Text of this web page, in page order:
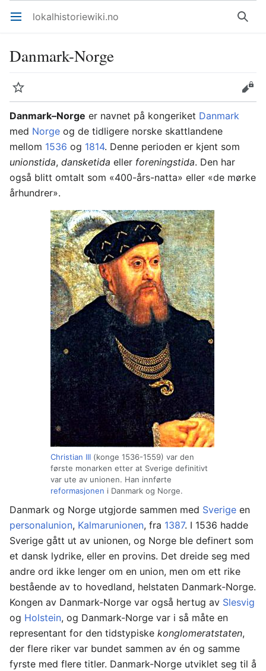
Åpne hovedmenyen lokalhistoriewiki.no Søk
Danmark-Norge
Overvåk
Rediger
Danmark–Norge er navnet på kongeriket Danmark
med Norge og de tidligere norske skattlandene
mellom 1536 og 1814. Denne perioden er kjent som
unionstida, dansketida eller foreningstida. Den har
også blitt omtalt som «400-års-natta» eller «de mørke
århundrer».
Christian III (konge 1536-1559) var den
første monarken etter at Sverige definitivt
var ute av unionen. Han innførte
reformasjonen i Danmark og Norge.
Danmark og Norge utgjorde sammen med Sverige en
personalunion, Kalmarunionen, fra 1387. I 1536 hadde
Sverige gått ut av unionen, og Norge ble definert som
et dansk lydrike, eller en provins. Det dreide seg med
andre ord ikke lenger om en union, men om ett rike
bestående av to hovedland, helstaten Danmark-Norge.
Kongen av Danmark-Norge var også hertug av Slesvig
og Holstein, og Danmark-Norge var i så måte en
representant for den tidstypiske konglomeratstaten,
der flere riker var bundet sammen av én og samme
fyrste med flere titler. Danmark-Norge utviklet seg til å